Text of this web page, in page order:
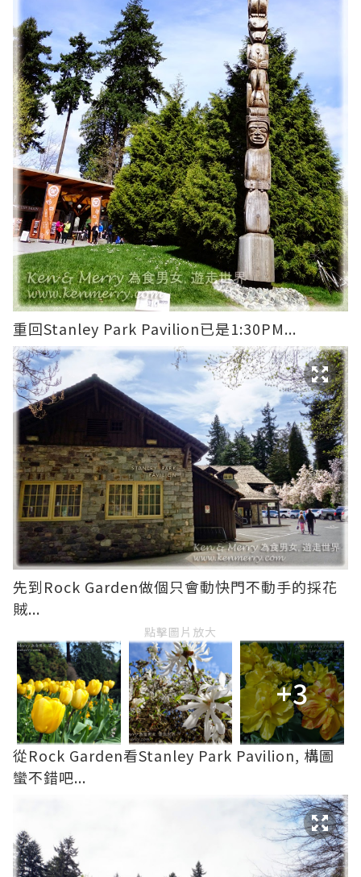
重回Stanley Park Pavilion已是1:30PM...
先到Rock Garden做個只會動快門不動手的採花
賊...
點擊圖片放大
+3
從Rock Garden看Stanley Park Pavilion, 構圖
蠻不錯吧...